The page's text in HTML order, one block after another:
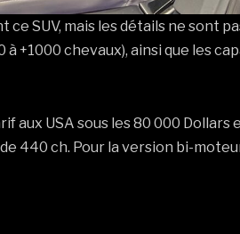
ce SUV, mais les détails ne sont
+1000 chevaux), ainsi que les
aux USA sous les 80 000
440 ch. Pour la version bi-